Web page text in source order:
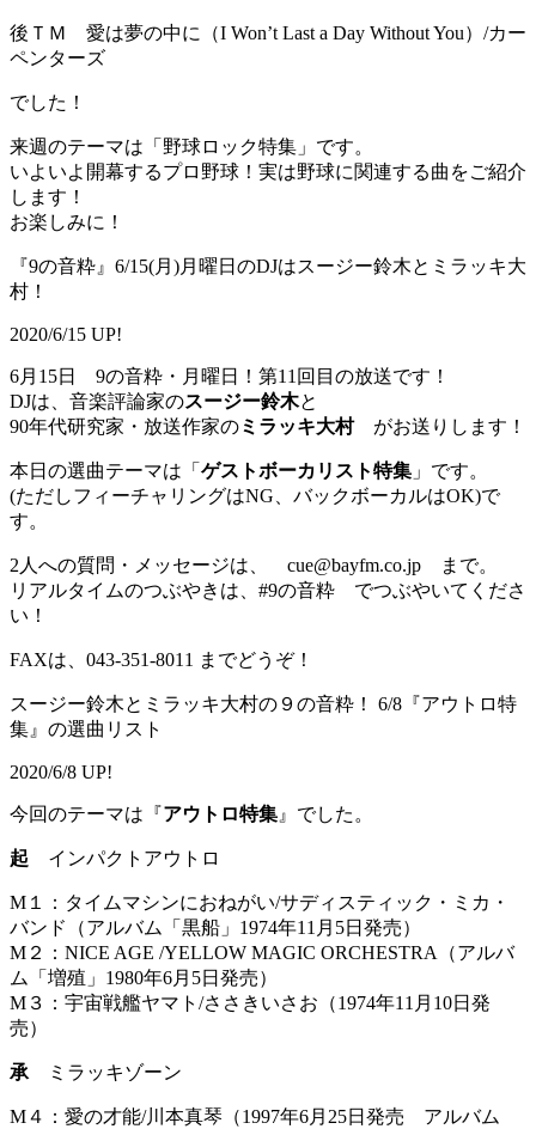
後ＴＭ 愛は夢の中に（I Won’t Last a Day Without You）/カー
ペンターズ
でした！
来週のテーマは「野球ロック特集」です。
いよいよ開幕するプロ野球！実は野球に関連する曲をご紹介
します！
お楽しみに！
『9の音粋』6/15(月)月曜日のDJはスージー鈴木とミラッキ大
村！
2020/6/15 UP!
6月15日 9の音粋・月曜日！第11回目の放送です！
DJは、音楽評論家のスージー鈴木と
90年代研究家・放送作家のミラッキ大村がお送りします！
本日の選曲テーマは「 ゲストボーカリスト特集 」です。
(ただしフィーチャリングはNG、バックボーカルはOK)で
す。
2人への質問・メッセージは、 cue@bayfm.co.jp まで。
リアルタイムのつぶやきは、#9の音粋 でつぶやいてくださ
い！
FAXは、043-351-8011 までどうぞ！
スージー鈴木とミラッキ大村の９の音粋！ 6/8『アウトロ特
集』の選曲リスト
2020/6/8 UP!
今回のテーマは『アウトロ特集 』でした。
起 インパクトアウトロ
M１：タイムマシンにおねがい/サディスティック・ミカ・
バンド（アルバム「黒船」1974年11月5日発売）
M２：NICE AGE /YELLOW MAGIC ORCHESTRA（アルバ
ム「増殖」1980年6月5日発売）
M３：宇宙戦艦ヤマト/ささきいさお（1974年11月10日発
売）
承 ミラッキゾーン
M４：愛の才能/川本真琴（1997年6月25日発売 アルバム